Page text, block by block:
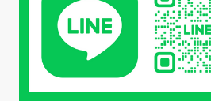
#面接フィードバック
#障害者雇用 #メリット
#医療福祉介護 #業界